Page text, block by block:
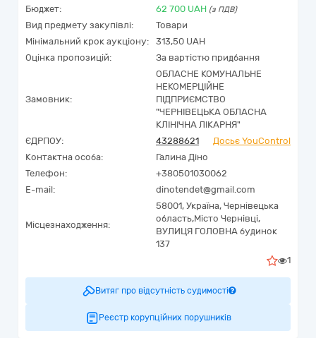
Бюджет: 62 700 UAH (з ПДВ)
Вид предмету закупівлі:
Товари
Мінімальний крок аукціону:
313,50 UAH
Оцінка пропозицій:
За вартістю придбання
Замовник:
ОБЛАСНЕ КОМУНАЛЬНЕ
НЕКОМЕРЦІЙНЕ
ПІДПРИЄМСТВО
"ЧЕРНІВЕЦЬКА ОБЛАСНА
КЛІНІЧНА ЛІКАРНЯ"
ЄДРПОУ:
43288621
Досьє YouControl
Контактна особа:
Галина Діно
Телефон:
+380501030062
E-mail:
dinotendet@gmail.com
Місцезнаходження:
58001, Україна, Чернівецька
область,Місто Чернівці,
ВУЛИЦЯ ГОЛОВНА будинок
137
1
Витяг про відсутність судимості
Реєстр корупційних порушників